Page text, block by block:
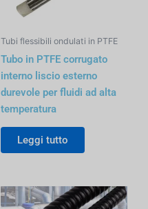
Tubi flessibili ondulati in PTFE
Tubo in PTFE corrugato
interno liscio esterno
durevole per fluidi ad alta
temperatura
Leggi tutto